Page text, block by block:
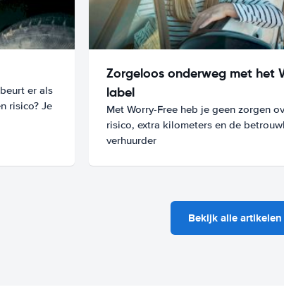
er als
risico? Je
Zorgeloos onderweg met het
label
Met Worry-Free heb je geen zorgen
risico, extra kilometers en de
verhuurder
Bekijk alle artikelen